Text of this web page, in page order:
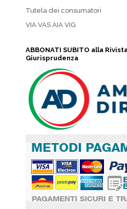
Tutela dei consumatori
VIA VAS AIA VIG
ABBONATI SUBITO alla
Giurisprudenza